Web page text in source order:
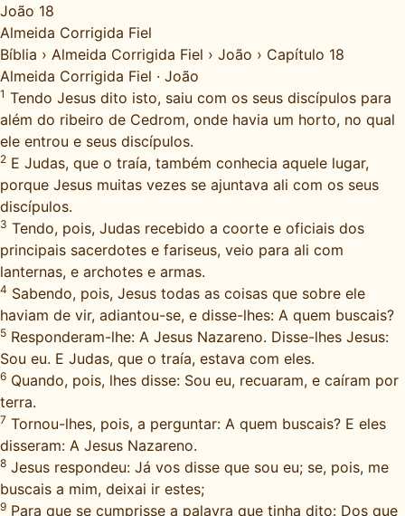
João 18
Almeida Corrigida Fiel
Bíblia › Almeida Corrigida Fiel › João › Capítulo 18
Almeida Corrigida Fiel · João
1 Tendo Jesus dito isto, saiu com os seus discípulos para
além do ribeiro de Cedrom, onde havia um horto, no qual
ele entrou e seus discípulos.
2 E Judas, que o traía, também conhecia aquele lugar,
porque Jesus muitas vezes se ajuntava ali com os seus
discípulos.
3 Tendo, pois, Judas recebido a coorte e oficiais dos
principais sacerdotes e fariseus, veio para ali com
lanternas, e archotes e armas.
4 Sabendo, pois, Jesus todas as coisas que sobre ele
haviam de vir, adiantou-se, e disse-lhes: A quem buscais?
5 Responderam-lhe: A Jesus Nazareno. Disse-lhes Jesus:
Sou eu. E Judas, que o traía, estava com eles.
6 Quando, pois, lhes disse: Sou eu, recuaram, e caíram por
terra.
7 Tornou-lhes, pois, a perguntar: A quem buscais? E eles
disseram: A Jesus Nazareno.
8 Jesus respondeu: Já vos disse que sou eu; se, pois, me
buscais a mim, deixai ir estes;
9 Para que se cumprisse a palavra que tinha dito: Dos que